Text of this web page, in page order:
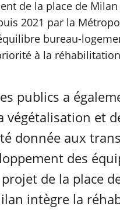
de la place de
2021 par la
bureau-
à la
publics a
végétalisation et
donnée aux
des
de la place
intègre la